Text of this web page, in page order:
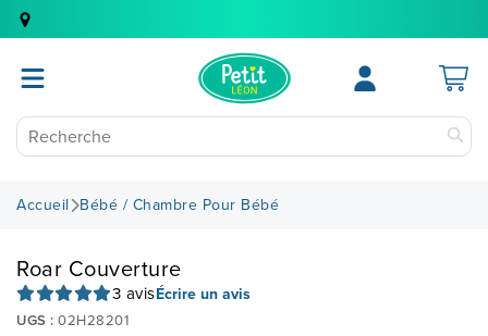
Accueil Bébé / Chambre Pour Bébé
Roar Couverture
3 avisÉcrire un avis
UGS : 02H28201